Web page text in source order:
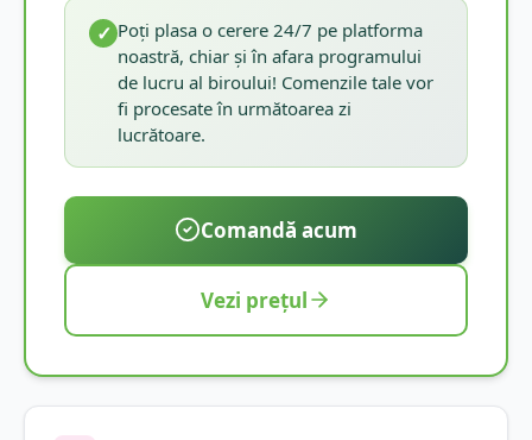
✓ Poți plasa o cerere 24/7 pe platforma
noastră, chiar și în afara programului
de lucru al biroului! Comenzile tale vor
fi procesate în următoarea zi
lucrătoare.
Comandă acum
Vezi prețul